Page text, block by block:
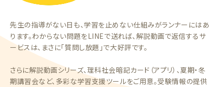
先生の指導がない日も、学習を止めない仕組みがランナーにはあ
ります。わからない問題をLINEで送れば、解説動画で返信するサ
ービスは、まさに「質問し放題」で大好評です。
さらに解説動画シリーズ、理科社会暗記カード（アプリ）、夏期・冬
期講習会など、多彩な学習支援ツールをご用意。受験情報の提供